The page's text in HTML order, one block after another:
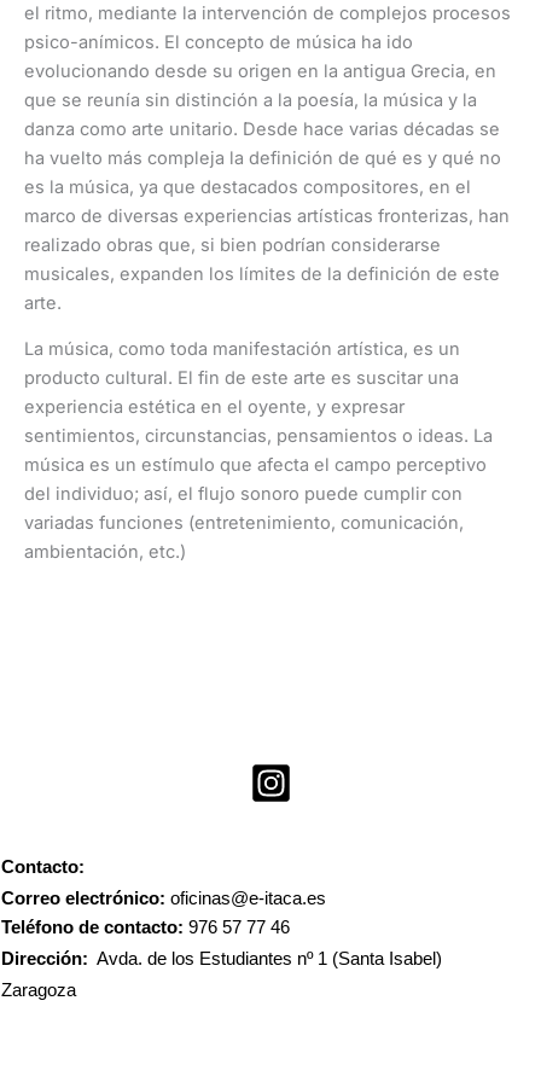
el ritmo, mediante la intervención de complejos procesos
psico-anímicos. El concepto de música ha ido
evolucionando desde su origen en la antigua Grecia, en
que se reunía sin distinción a la poesía, la música y la
danza como arte unitario. Desde hace varias décadas se
ha vuelto más compleja la definición de qué es y qué no
es la música, ya que destacados compositores, en el
marco de diversas experiencias artísticas fronterizas, han
realizado obras que, si bien podrían considerarse
musicales, expanden los límites de la definición de este
arte.
La música, como toda manifestación artística, es un
producto cultural. El fin de este arte es suscitar una
experiencia estética en el oyente, y expresar
sentimientos, circunstancias, pensamientos o ideas. La
música es un estímulo que afecta el campo perceptivo
del individuo; así, el flujo sonoro puede cumplir con
variadas funciones (entretenimiento, comunicación,
ambientación, etc.)
Contacto:
Correo electrónico: oficinas@e-itaca.es
Teléfono de contacto: 976 57 77 46
Dirección: Avda. de los Estudiantes nº 1 (Santa Isabel)
Zaragoza